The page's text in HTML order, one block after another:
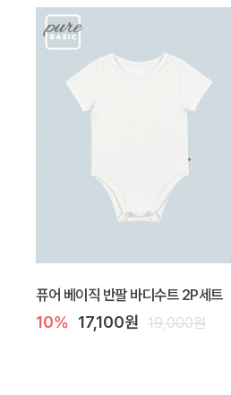
퓨어 베이직 반팔 바디수트 2P세트
10% 17,100원 19,000원